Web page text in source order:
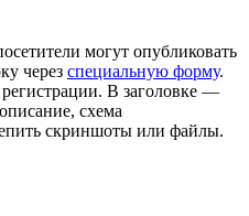
могут опубликовать
через специальную форму.
В заголовке —
схема
скриншоты или файлы.